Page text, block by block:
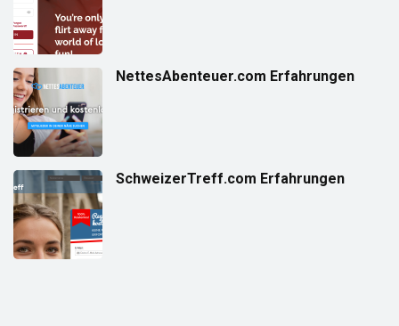
NettesAbenteuer.com Erfahrungen
SchweizerTreff.com Erfahrungen